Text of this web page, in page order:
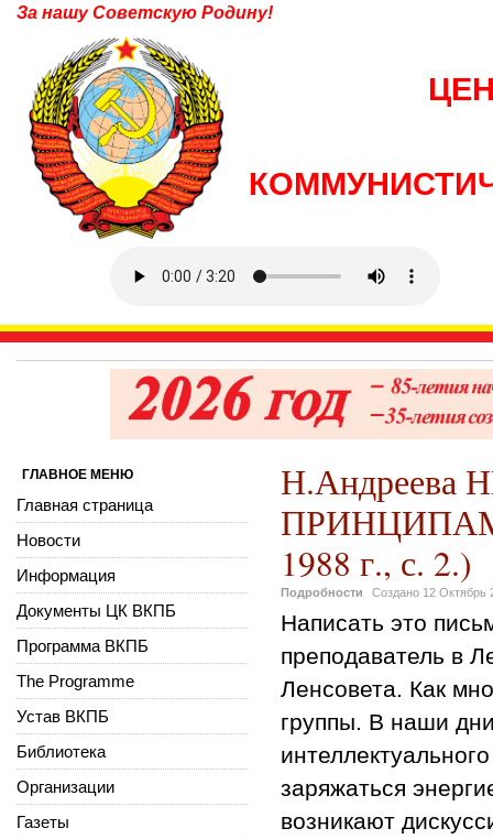
За нашу Советскую Родину!
ПРИНЦИПАМИ
1988 г., с. 2.)
Подробности Создано 12 Октябрь
Написать это
преподаватель в
Ленсовета. Как
группы. В наши
заряжаться
возникают
ГЛАВНОЕ МЕНЮ
Главная страница
Новости
Информация
Документы ЦК ВКПБ
Программа ВКПБ
The Programme
Устав ВКПБ
Библиотека
Организации
Газеты